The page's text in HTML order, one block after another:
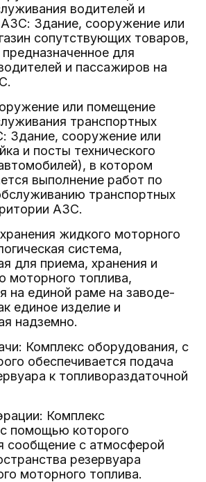
водителей и
Здание, сооружение или
сопутствующих товаров,
для
и пассажиров на
или помещение
транспортных
Здание, сооружение или
и посты технического
в котором
выполнение работ по
транспортных
АЗС.
жидкого моторного
система,
для приема, хранения и
моторного топлива,
на единой раме на заводе-
единое изделие и
надземно.
Комплекс оборудования, с
обеспечивается подача
к топливораздаточной
Комплекс
помощью которого
сообщение с атмосферой
резервуара
моторного топлива.